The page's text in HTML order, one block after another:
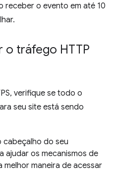
receber o evento em até 10
o tráfego HTTP
verifique se todo o
seu site está sendo
cabeçalho do seu
ajudar os mecanismos de
melhor maneira de acessar